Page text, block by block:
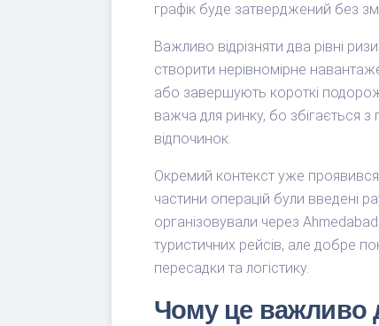
графік буде затверджений без
Важливо відрізняти два рівні
створити нерівномірне
або завершують короткі
важча для ринку, бо збігається з
відпочинок.
Окремий контекст уже
частини операцій були введені
організовували через
туристичних рейсів, але добре
пересадки та логістику.
Чому це важливо